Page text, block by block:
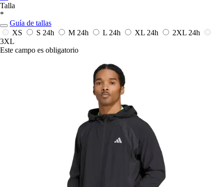
Talla
*
Guía de tallas
XS
S 24h M 24h L 24h XL 24h 2XL 24h
3XL
Este campo es obligatorio